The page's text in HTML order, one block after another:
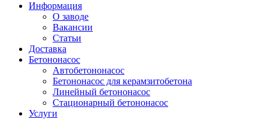
Информация
О заводе
Вакансии
Статьи
Доставка
Бетононасос
Автобетононасос
Бетононасос для керамзитобетона
Линейный бетононасос
Стационарный бетононасос
Услуги